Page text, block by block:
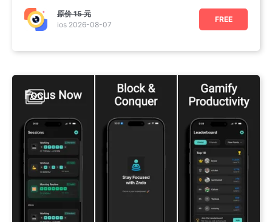
【美颜】
•一键美颜：智
原价15 元
ios 2026-08-07
FREE